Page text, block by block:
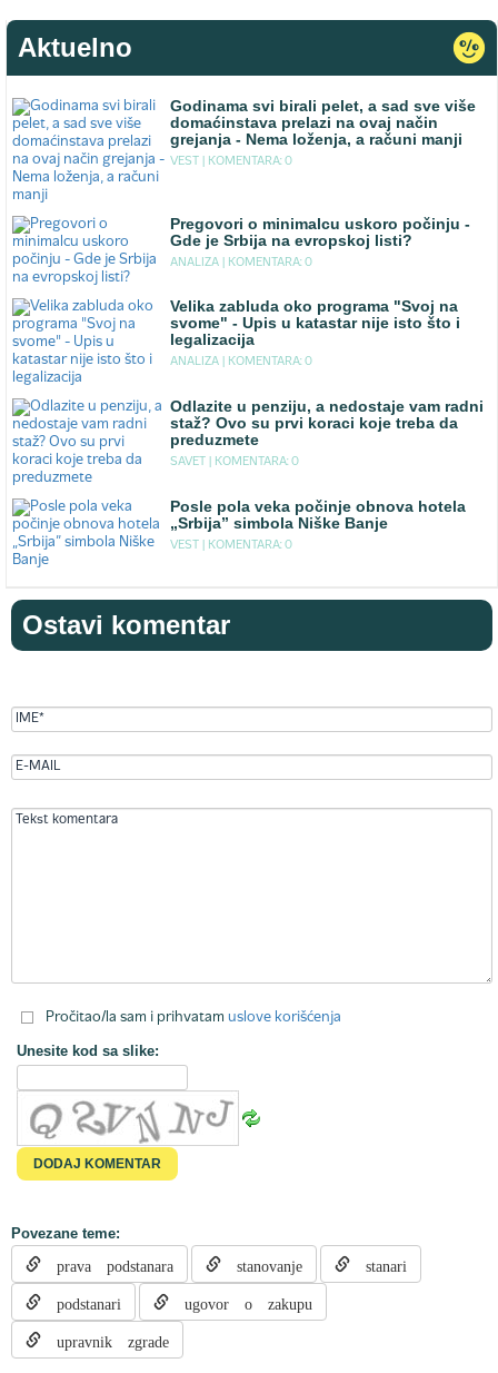
Aktuelno
Godinama svi birali pelet, a sad sve više
domaćinstava prelazi na ovaj način
grejanja - Nema loženja, a računi manji
VEST | KOMENTARA: 0
Pregovori o minimalcu uskoro počinju -
Gde je Srbija na evropskoj listi?
ANALIZA | KOMENTARA: 0
Velika zabluda oko programa "Svoj na
svome" - Upis u katastar nije isto što i
legalizacija
ANALIZA | KOMENTARA: 0
Odlazite u penziju, a nedostaje vam radni
staž? Ovo su prvi koraci koje treba da
preduzmete
SAVET | KOMENTARA: 0
Posle pola veka počinje obnova hotela
„Srbija” simbola Niške Banje
VEST | KOMENTARA: 0
Ostavi komentar
Pročitao/la sam i prihvatam uslove korišćenja
Unesite kod sa slike:
Povezane teme:
prava podstanara stanovanje stanari
podstanari ugovor o zakupu
upravnik zgrade